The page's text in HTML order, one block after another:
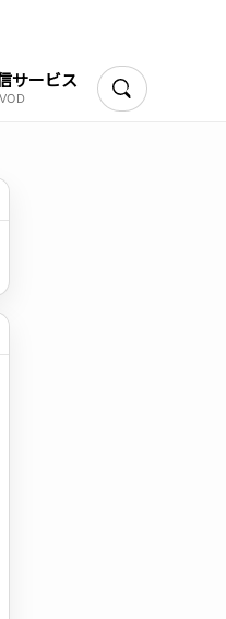
サービス
検索